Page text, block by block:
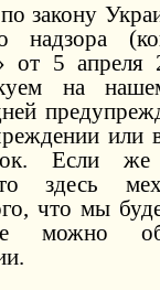
закону
надзора
от 5
на
или
Если
здесь
что мы
можно